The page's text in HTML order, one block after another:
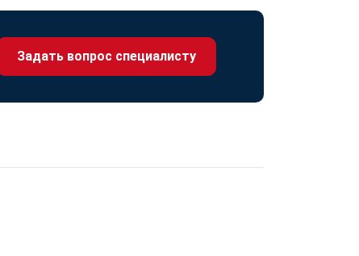
Задать вопрос специалисту